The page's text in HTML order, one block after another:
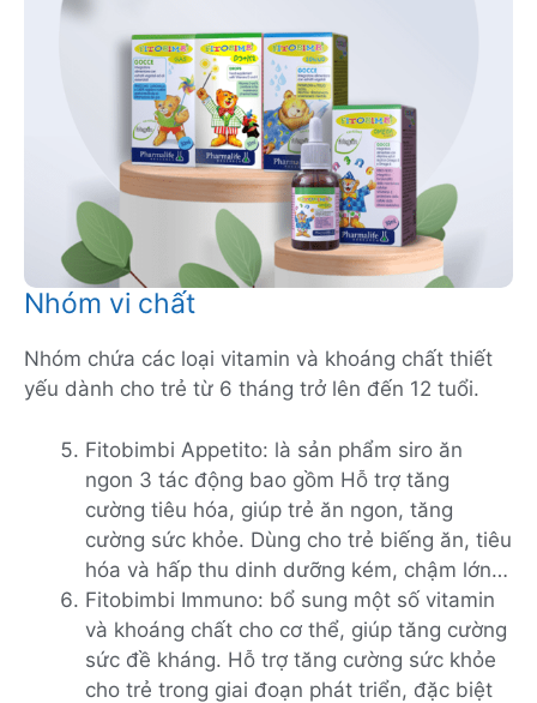
Nhóm vi chất
Nhóm chứa các loại vitamin và khoáng chất thiết
yếu dành cho trẻ từ 6 tháng trở lên đến 12 tuổi.
Fitobimbi Appetito: là sản phẩm siro ăn
ngon 3 tác động bao gồm Hỗ trợ tăng
cường tiêu hóa, giúp trẻ ăn ngon, tăng
cường sức khỏe. Dùng cho trẻ biếng ăn, tiêu
hóa và hấp thu dinh dưỡng kém, chậm lớn…
Fitobimbi Immuno: bổ sung một số vitamin
và khoáng chất cho cơ thể, giúp tăng cường
sức đề kháng. Hỗ trợ tăng cường sức khỏe
cho trẻ trong giai đoạn phát triển, đặc biệt